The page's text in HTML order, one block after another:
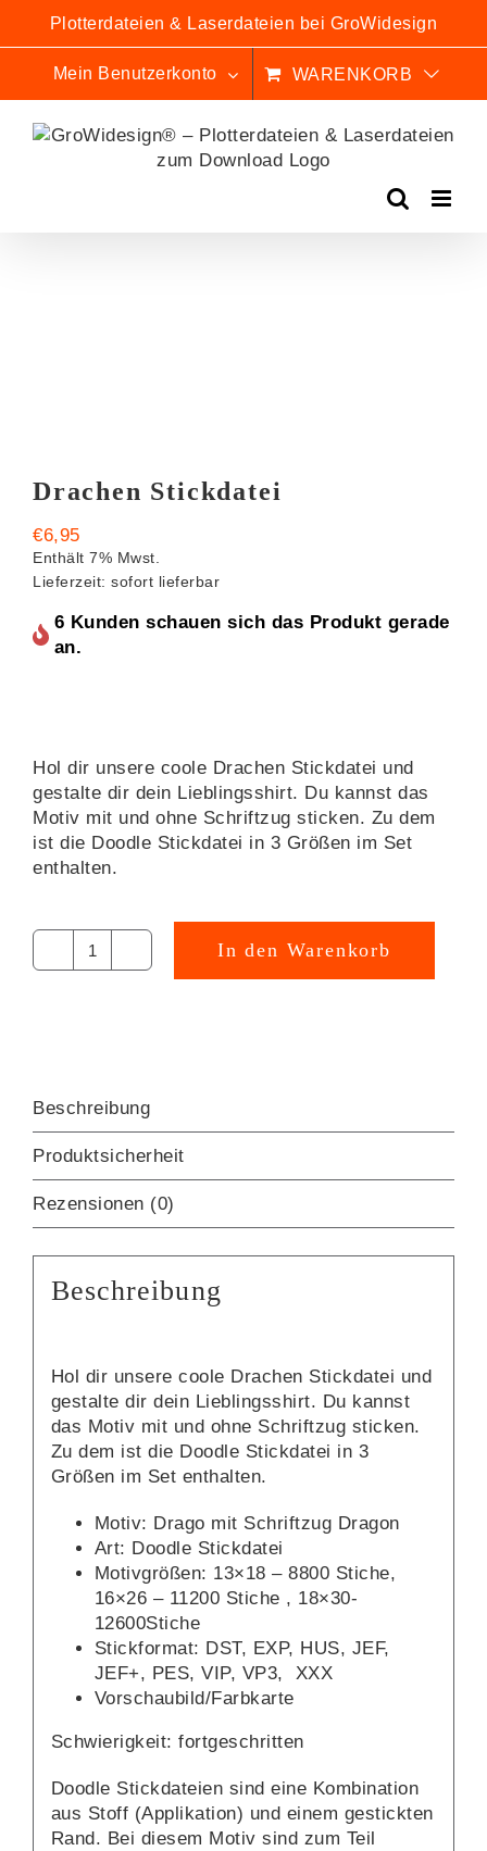
springen
Plotterdateien & Laserdateien bei GroWidesign
Mein Benutzerkonto WARENKORB
Drachen Stickdatei
€6,95
Enthält 7% Mwst.
Lieferzeit: sofort lieferbar
6 Kunden schauen sich das Produkt gerade
an.
Hol dir unsere coole Drachen Stickdatei und
gestalte dir dein Lieblingsshirt. Du kannst das
Motiv mit und ohne Schriftzug sticken. Zu dem
ist die Doodle Stickdatei in 3 Größen im Set
enthalten.
Drachen
Stickdatei
In den Warenkorb
Beschreibung
Produktsicherheit
Rezensionen (0)
Beschreibung
Hol dir unsere coole Drachen Stickdatei und
gestalte dir dein Lieblingsshirt. Du kannst
das Motiv mit und ohne Schriftzug sticken.
Zu dem ist die Doodle Stickdatei in 3
Größen im Set enthalten.
Motiv: Drago mit Schriftzug Dragon
Art: Doodle Stickdatei
Motivgrößen: 13×18 – 8800 Stiche,
16×26 – 11200 Stiche , 18×30-
12600Stiche
Stickformat: DST, EXP, HUS, JEF,
JEF+, PES, VIP, VP3, XXX
Vorschaubild/Farbkarte
Schwierigkeit: fortgeschritten
Doodle Stickdateien sind eine Kombination
aus Stoff (Applikation) und einem gestickten
Rand. Bei diesem Motiv sind zum Teil